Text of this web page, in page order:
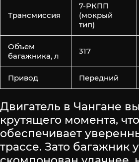
Трансмиссия
7-РКПП
(мокрый
тип)
Объем
багажника, л
317
Привод Передний
Двигатель в Чангане
крутящего момента, что
обеспечивает
трассе. Зато багажник